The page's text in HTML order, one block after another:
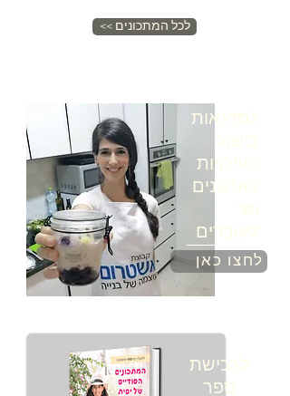
<< לכל המתכונים
לסדנאות
פעילויות
לארגונים
לעובדים
לחצו כאן
לרכישת
ספר